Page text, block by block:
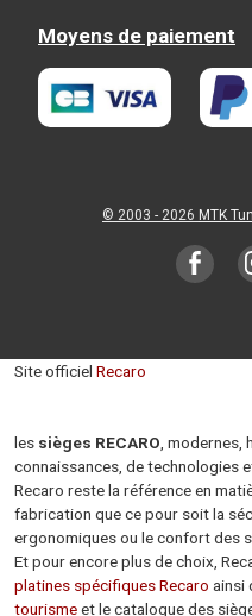
Moyens de paiement
© 2003 - 2026 MTK
Site officiel Recaro
les sièges RECARO, modernes,
connaissances, de technologies
Recaro reste la référence en
fabrication que ce pour soit la
ergonomiques ou le confort des
Et pour encore plus de choix,
platines spécifiques Recaro ainsi
tourismeet le catalogue des